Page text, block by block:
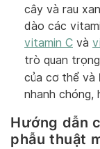
cây và rau
dào các
vitamin C và
trò quan
của cơ thể và
nhanh chóng,
Hướng dẫn
phẫu thuật